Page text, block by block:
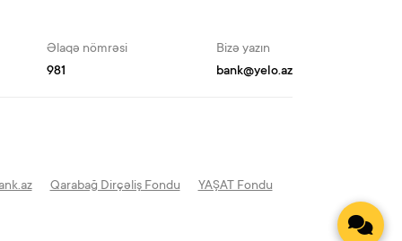
Əlaqə nömrəsi
981
Bizə yazın
bank@yelo.az
Qarabağ Dirçəliş Fondu YAŞAT Fondu